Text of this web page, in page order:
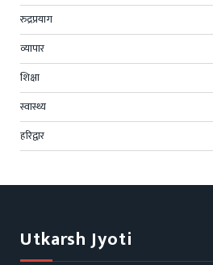
रुद्रप्रयाग
व्यापार
शिक्षा
स्वास्थ्य
हरिद्वार
Utkarsh Jyoti